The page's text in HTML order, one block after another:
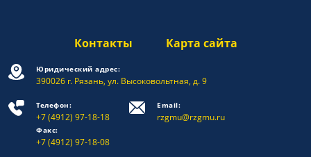
Контакты Карта сайта
Юридический адрес:
390026 г. Рязань, ул. Высоковольтная, д. 9
Телефон:
+7 (4912) 97-18-18
Факс:
+7 (4912) 97-18-08
Email:
rzgmu@rzgmu.ru